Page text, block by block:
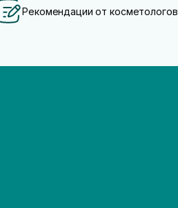
Рекомендации от косметологов